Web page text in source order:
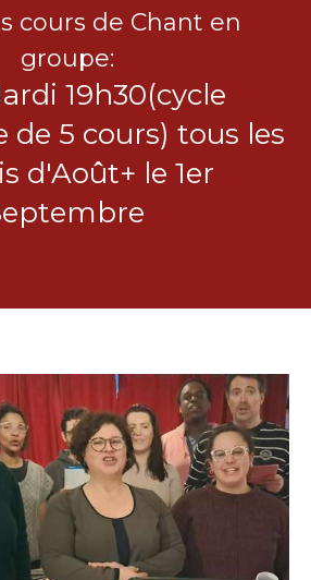
cours de Chant en
groupe:
19h30(cycle
de 5 cours) tous les
d'Août+ le 1er